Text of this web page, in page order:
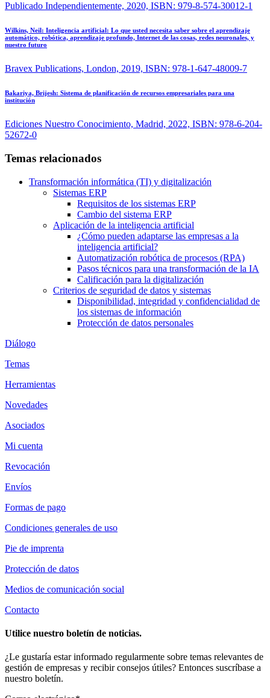
Publicado Independientemente, 2020, ISBN: 979-8-574-30012-1
Wilkins, Neil: Inteligencia artificial: Lo que usted necesita saber sobre el aprendizaje
automático, robótica, aprendizaje profundo, Internet de las cosas, redes neuronales, y
nuestro futuro
Bravex Publications, London, 2019, ISBN: 978-1-647-48009-7
Bakariya, Brijesh: Sistema de planificación de recursos empresariales para una
institución
Ediciones Nuestro Conocimiento, Madrid, 2022, ISBN: 978-6-204-
52672-0
Temas relacionados
Transformación informática (TI) y digitalización
Sistemas ERP
Requisitos de los sistemas ERP
Cambio del sistema ERP
Aplicación de la inteligencia artificial
¿Cómo pueden adaptarse las empresas a la
inteligencia artificial?
Automatización robótica de procesos (RPA)
Pasos técnicos para una transformación de la IA
Calificación para la digitalización
Criterios de seguridad de datos y sistemas
Disponibilidad, integridad y confidencialidad de
los sistemas de información
Protección de datos personales
Diálogo
Temas
Herramientas
Novedades
Asociados
Mi cuenta
Revocación
Envíos
Formas de pago
Condiciones generales de uso
Pie de imprenta
Protección de datos
Medios de comunicación social
Contacto
Utilice nuestro boletín de noticias.
¿Le gustaría estar informado regularmente sobre temas relevantes de
gestión de empresas y recibir consejos útiles? Entonces suscríbase a
nuestro boletín.